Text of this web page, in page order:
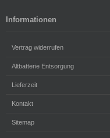
Informationen
Vertrag widerrufen
Altbatterie Entsorgung
Lieferzeit
Kontakt
Sitemap